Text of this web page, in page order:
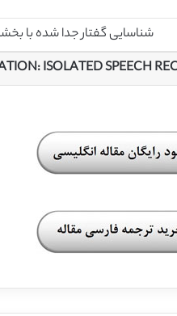
شناسایی گفتار جدا شده با
ISOLATED SPEECH